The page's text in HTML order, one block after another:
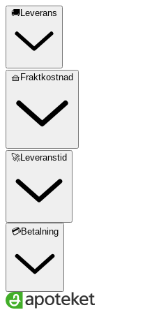
🚚Leverans
🧺Fraktkostnad
🚀Leveranstid
💳Betalning